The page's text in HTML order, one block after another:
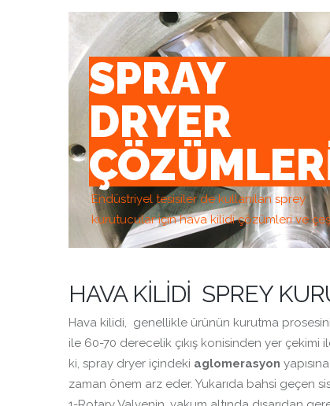
SPRAY
DRYER
Endüstriyel tesisiler de kullanılan sprey
kurutucular için hava kilidi çözümleri ve
HAVA KİLİDİ SPREY
Hava kilidi, genellikle ürünün kurutma
ile 60-70 derecelik çıkış konisinden yer
ki, spray dryer içindeki aglomerasyon
zaman önem arz eder. Yukarıda bahsi geçen